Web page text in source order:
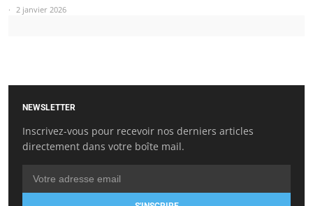
2 janvier 2026
NEWSLETTER
Inscrivez-vous pour recevoir nos derniers articles
directement dans votre boîte mail.